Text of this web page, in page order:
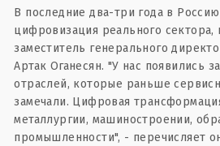
В последние два-три года в
цифровизация реального сектора,
заместитель генерального
Артак Оганесян. "У нас появились
отраслей, которые раньше
замечали. Цифровая
металлургии, машиностроении,
промышленности", - перечисляет